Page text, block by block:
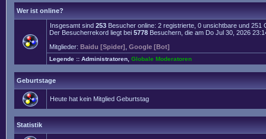
Wer ist online?
Insgesamt sind 253 Besucher online: 2 registrierte, 0 unsichtbare und
Der Besucherrekord liegt bei 5778 Besuchern, die am Do Jul 30, 2026
Mitglieder: Baidu [Spider] Google [Bot]
Legende :: Administratoren Globale Moderatoren
Geburtstage
Heute hat kein Mitglied Geburtstag
Statistik